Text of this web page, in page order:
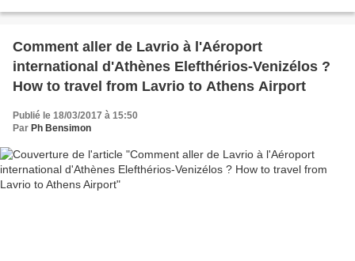
Comment aller de Lavrio à l'Aéroport
international d'Athènes Elefthérios-Venizélos ?
How to travel from Lavrio to Athens Airport
Publié le 18/03/2017 à 15:50
Par Ph Bensimon